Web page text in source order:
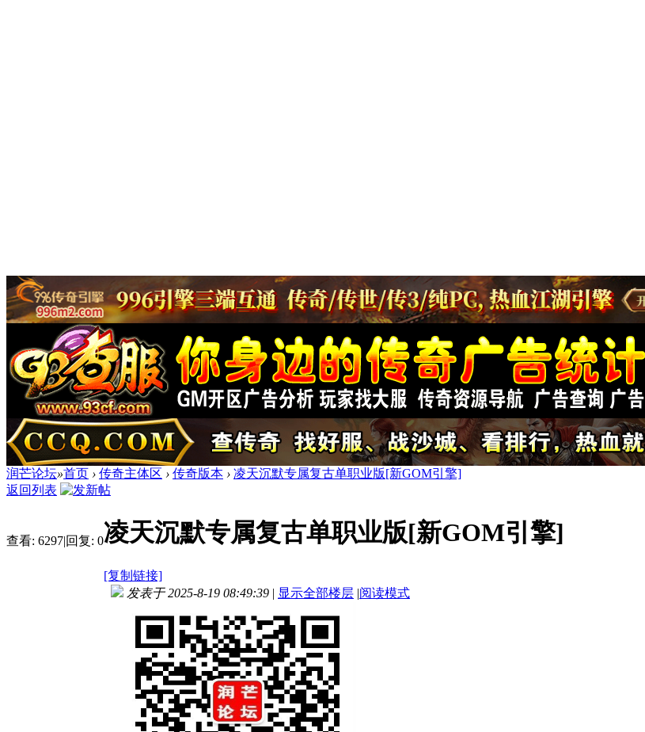
润芒论坛»首页 › 传奇主体区 › 传奇版本 › 凌天沉默专属复古单职业版[新GOM引擎]
返回列表
查看: 6297|回复: 0凌天沉默专属复古单职业版[新GOM引擎]
[复制链接]
发表于 2025-8-19 08:49:39 | 显示全部楼层 |阅读模式